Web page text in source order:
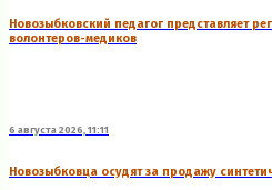
Новозыбковский педагог представляет
волонтеров-медиков
6 августа 2026, 11:11
Новозыбковца осудят за продажу